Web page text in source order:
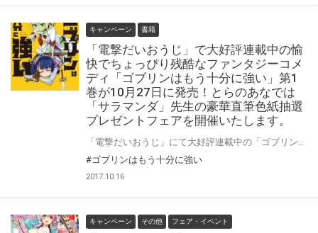
キャンペーン 書籍
「電撃だいおうじ」で大好評連載中の愉
快でちょっぴり残酷なファンタジーコメ
ディ「ゴブリンはもう十分に強い」第1
巻が10月27日に発売！とらのあなでは
「サラマンダ」先生の豪華直筆色紙抽選
プレゼントフェアを開催いたします。
#ゴブリンはもう十分に強い
2017.10.16
キャンペーン その他 フェア・イベント